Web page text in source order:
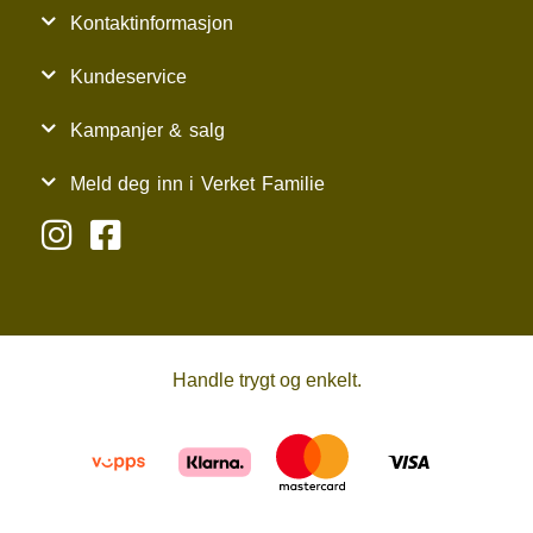
Kontaktinformasjon
Kundeservice
Kampanjer & salg
Meld deg inn i Verket Familie
Handle trygt og enkelt.